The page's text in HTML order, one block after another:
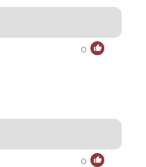
0
0